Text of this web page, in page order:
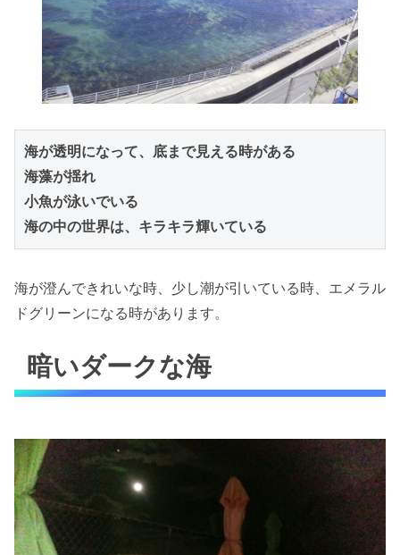
海が透明になって、底まで見える時がある
海藻が揺れ
小魚が泳いでいる
海の中の世界は、キラキラ輝いている
海が澄んできれいな時、少し潮が引いている時、エメラル
ドグリーンになる時があります。
暗いダークな海